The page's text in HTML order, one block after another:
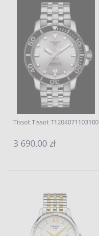
Tissot Tissot T1204071103100
3 690,00 zł